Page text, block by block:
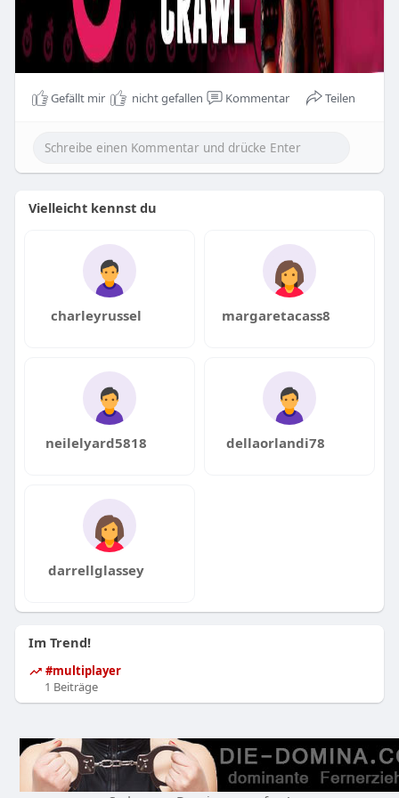
Gefällt mir nicht gefallen Kommentar Teilen
Vielleicht kennst du
charleyrussel margaretacass8
neilelyard5818 dellaorlandi78
darrellglassey
Im Trend!
#multiplayer
1 Beiträge